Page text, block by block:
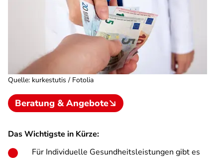
Quelle: kurkestutis / Fotolia
Beratung & Angebote
Das Wichtigste in Kürze:
Für Individuelle Gesundheitsleistungen gibt es